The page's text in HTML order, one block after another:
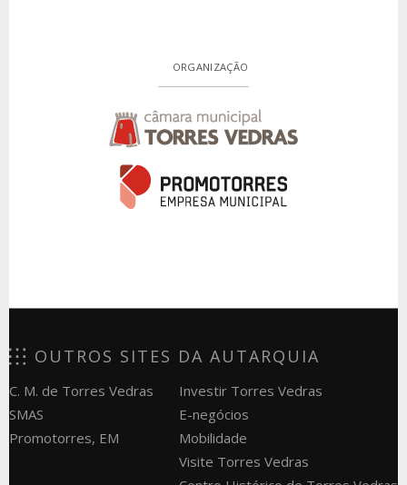
ORGANIZAÇÃO
OUTROS SITES DA AUTARQUIA
C. M. de Torres Vedras
SMAS
Promotorres, EM
Investir Torres Vedras
E-negócios
Mobilidade
Visite Torres Vedras